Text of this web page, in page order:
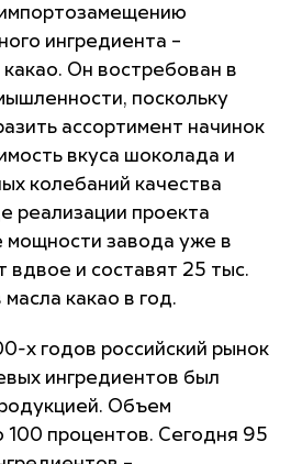
ингредиента –
Он востребован в
поскольку
ассортимент начинок
вкуса шоколада и
колебаний качества
реализации проекта
мощности завода уже в
вдвое и составят 25 тыс.
какао в год.
х годов российский рынок
ингредиентов был
Объем
100 процентов. Сегодня 95